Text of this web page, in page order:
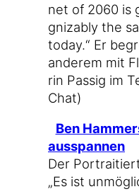
net of 2060 is
gniz­ab­ly the
today.“ Er
ande­rem mit
rin Pas­sig im
Chat)
Ben
ausspannen
Der
„Es ist